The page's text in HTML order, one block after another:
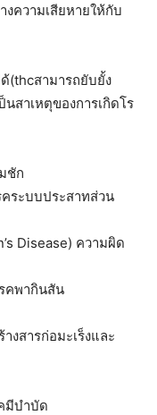
งความเสียหายให้กับ
(thcสามารถยับยั้ง
สาเหตุของการเกิดโร
ชัก
ระบบประสาทส่วน
Disease) ความผิด
คพากินสัน
งสารก่อมะเร็งและ
มีบำบัด